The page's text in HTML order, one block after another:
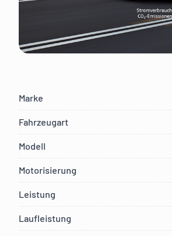
Marke
Fahrzeugart
Modell
Motorisierung
Leistung
Laufleistung